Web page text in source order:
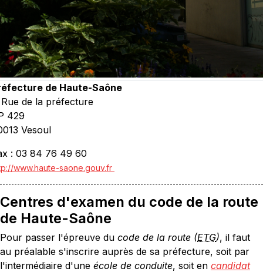
de Haute-Saône
Rue de la préfecture
429
Vesoul
: 03 84 76 49 60
www.haute-saone.gouv.fr
Centres d'examen du code de la route
de Haute-Saône
Pour passer l'épreuve du code de la route (ETG), il faut
au préalable s'inscrire auprès de sa préfecture, soit par
l'intermédiaire d'une école de conduite, soit en candidat